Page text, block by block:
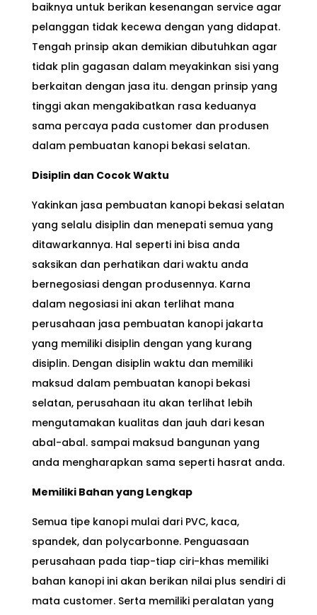
baiknya untuk berikan kesenangan service agar
pelanggan tidak kecewa dengan yang didapat.
Tengah prinsip akan demikian dibutuhkan agar
tidak plin gagasan dalam meyakinkan sisi yang
berkaitan dengan jasa itu. dengan prinsip yang
tinggi akan mengakibatkan rasa keduanya
sama percaya pada customer dan produsen
dalam pembuatan kanopi bekasi selatan.
Disiplin dan Cocok Waktu
Yakinkan jasa pembuatan kanopi bekasi selatan
yang selalu disiplin dan menepati semua yang
ditawarkannya. Hal seperti ini bisa anda
saksikan dan perhatikan dari waktu anda
bernegosiasi dengan produsennya. Karna
dalam negosiasi ini akan terlihat mana
perusahaan jasa pembuatan kanopi jakarta
yang memiliki disiplin dengan yang kurang
disiplin. Dengan disiplin waktu dan memiliki
maksud dalam pembuatan kanopi bekasi
selatan, perusahaan itu akan terlihat lebih
mengutamakan kualitas dan jauh dari kesan
abal-abal. sampai maksud bangunan yang
anda mengharapkan sama seperti hasrat anda.
Memiliki Bahan yang Lengkap
Semua tipe kanopi mulai dari PVC, kaca,
spandek, dan polycarbonne. Penguasaan
perusahaan pada tiap-tiap ciri-khas memiliki
bahan kanopi ini akan berikan nilai plus sendiri di
mata customer. Serta memiliki peralatan yang